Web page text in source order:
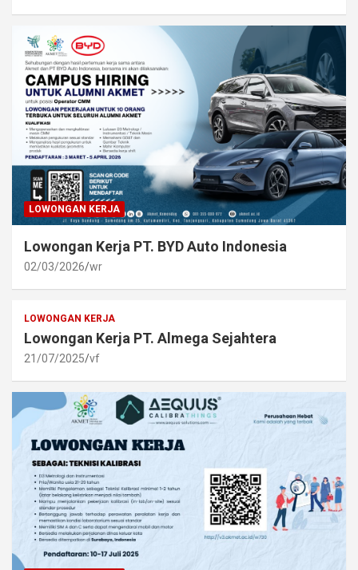
LOWONGAN KERJA
Lowongan Kerja PT. BYD Auto Indonesia
02/03/2026 wr
LOWONGAN KERJA
Lowongan Kerja PT. Almega Sejahtera
21/07/2025 vf